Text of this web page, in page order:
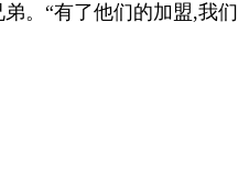
。“有了他们的加盟,我们